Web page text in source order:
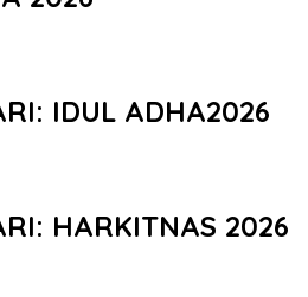
IDUL ADHA2026
HARKITNAS 2026